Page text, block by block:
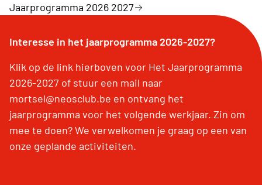
Jaarprogramma 2026 2027
Interesse in het jaarprogramma 2026-2027?
Klik op de link hierboven voor Het Jaarprogramma
2026-2027 of stuur een mail naar
mortsel@neosclub.be en ontvang het
jaarprogramma voor het volgende werkjaar. Zin om
mee te doen? We verwelkomen je graag op een van
onze geplande activiteiten.